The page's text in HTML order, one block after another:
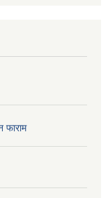
फाराम